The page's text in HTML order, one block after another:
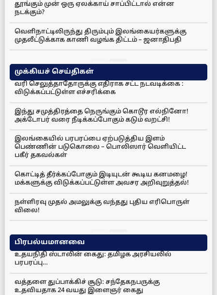
தூங்கும் முன் ஒரு ஏலக்காய் சாப்பிட்டால் என்ன
நடக்கும்?
வெளிநாட்டிலிருந்து திரும்பும் இலங்கையர்களுக்கு
முதலீட்டுக்காக காணி வழங்க திட்டம் – ஜனாதிபதி
முக்கியச் செய்திகள்
வரி செலுத்தாதோருக்கு எதிராக சட்ட நடவடிக்கை :
விடுக்கப்பட்டுள்ள எச்சரிக்கை
இந்து சமுத்திரத்தை நெருங்கும் கொடூர எல்நினோ!
அக்டோபர் வரை நீடிக்கப்போகும் கடும் வறட்சி!
இலங்கையில் பரபரப்பை ஏற்படுத்திய இளம்
பெண்ணின் படுகொலை – பொலிஸார் வெளியிட்ட
பகீர் தகவல்கள்
கொட்டித் தீர்க்கப்போகும் இடியுடன் கூடிய கனமழை!
மக்களுக்கு விடுக்கப்பட்டுள்ள அவசர அறிவுறுத்தல்!
நள்ளிரவு முதல் அமலுக்கு வந்தது புதிய எரிபொருள்
விலை!
பிரபல்யமானவை
உதயநிதி ஸ்டாலின் கைது: தமிழக அரசியலில்
பரபரப்பு…
வத்தளை துப்பாக்கிச் சூடு: சந்தேகநபருக்கு
உதவியதாக 24 வயது இளைஞர் கைது